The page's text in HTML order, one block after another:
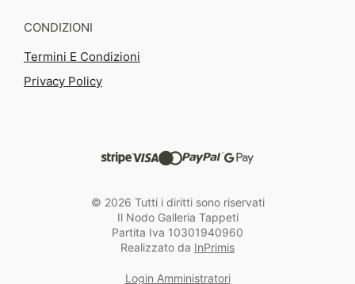
CONDIZIONI
Termini E Condizioni
Privacy Policy
© 2026 Tutti i diritti sono riservati
Il Nodo Galleria Tappeti
Partita Iva 10301940960
Realizzato da InPrimis
Login Amministratori